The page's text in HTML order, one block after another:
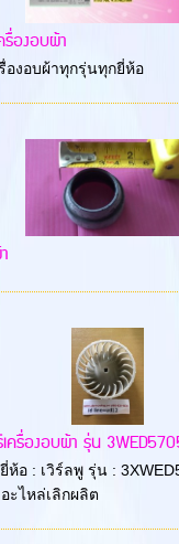
องอบผ้า
องอบผ้าทุกรุ่นทุกยี่ห้อ
ครื่องอบผ้า รุ่น
ห้อ : เวิร์ลพู รุ่น :
ะไหล่เลิกผลิต